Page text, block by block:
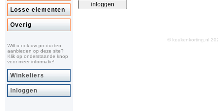
Losse elementen
Overig
Wilt u ook uw producten
aanbieden op deze site?
Klik op onderstaande knop
voor meer informatie!
Winkeliers
Inloggen
© keukenkorting.nl